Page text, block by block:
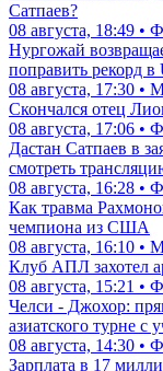
Сатпаев?
08 августа, 18:49 •
Нургожай
поправить рекорд в
08 августа, 17:30 •
Скончался отец
08 августа, 17:06 •
Дастан Сатпаев в
смотреть
08 августа, 16:28 •
Как травма
чемпиона из США
08 августа, 16:10 •
Клуб АПЛ захотел
08 августа, 15:21 •
Челси - Джохор:
азиатского турне с
08 августа, 14:30 •
Зарплата в 17